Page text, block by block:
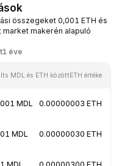
összegeket 0,001 ETH és
makerén alapuló
1 éve
MDL és ETH közöttETH értéke
MDL 0.00000003 ETH
MDL 0.00000030 ETH
MDL 0.00000300 ETH